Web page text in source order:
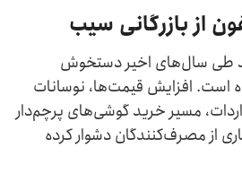
از بازرگانی سیب
طی سال‌های اخیر دستخوش
است. افزایش قیمت‌ها، نوسانات
مسیر خرید گوشی‌های پرچم‌دار
از مصرف‌کنندگان دشوار کرده